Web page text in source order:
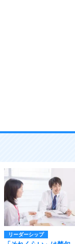
リーダーシップ